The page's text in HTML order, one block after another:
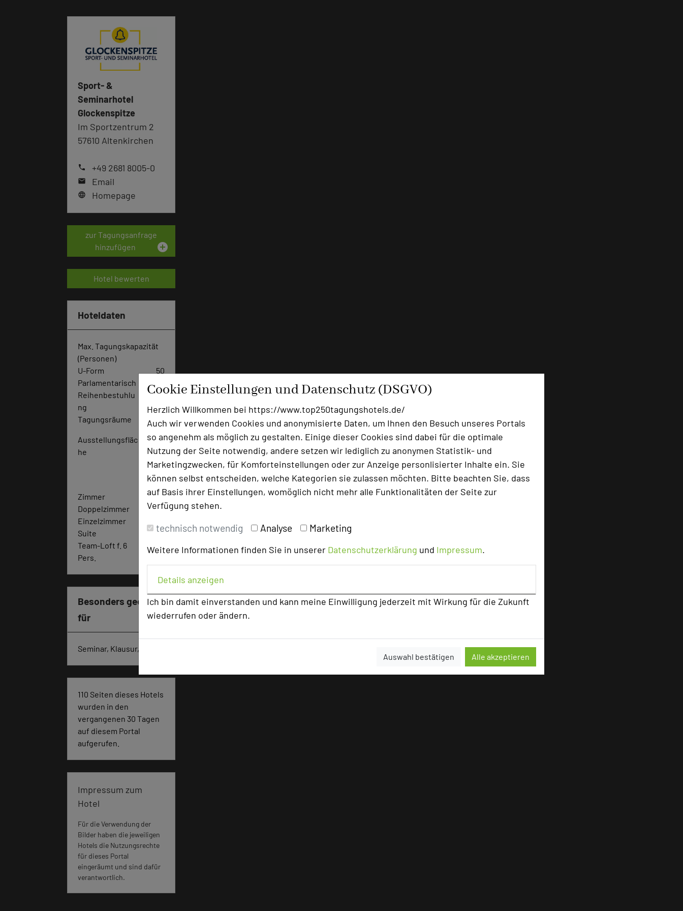
Cookie Einstellungen und Datenschutz (DSGVO)
Herzlich Willkommen bei https://www.top250tagungshotels.de/
Auch wir verwenden Cookies und anonymisierte Daten, um Ihnen den Besuch unseres Portals
so angenehm als möglich zu gestalten. Einige dieser Cookies sind dabei für die optimale
Nutzung der Seite notwendig, andere setzen wir lediglich zu anonymen Statistik- und
Marketingzwecken, für Komforteinstellungen oder zur Anzeige personlisierter Inhalte ein. Sie
können selbst entscheiden, welche Kategorien sie zulassen möchten. Bitte beachten Sie, dass
auf Basis ihrer Einstellungen, womöglich nicht mehr alle Funktionalitäten der Seite zur
Verfügung stehen.
technisch notwendig Analyse Marketing
Weitere Informationen finden Sie in unserer Datenschutzerklärung und Impressum.
Details anzeigen
Ich bin damit einverstanden und kann meine Einwilligung jederzeit mit Wirkung für die Zukunft
wiederrufen oder ändern.
Auswahl bestätigen Alle akzeptieren
Sport- &
Seminarhotel
Glockenspitze
Im Sportzentrum 2
57610 Altenkirchen
phone +49 2681 8005-0
mail Email
language Homepage
zur Tagungsanfrage
hinzufügen
add_circle
Hotel bewerten
Hoteldaten
Max. Tagungskapazität
(Personen)
U-Form
50
Parlamentarisch
Reihenbestuhlu
ng
20
0
Tagungsräume
4
Ausstellungsfläc
he
15
0
q
m
Zimmer
44
Doppelzimmer
33
Einzelzimmer
Suite
1
Team-Loft f. 6
Pers.
1
Besonders geeignet
für
Seminar, Klausur, Event
110 Seiten dieses Hotels
wurden in den
vergangenen 30 Tagen
auf diesem Portal
aufgerufen.
Impressum zum
Hotel
Für die Verwendung der
Bilder haben die jeweiligen
Hotels die Nutzungsrechte
für dieses Portal
eingeräumt und sind dafür
verantwortlich.